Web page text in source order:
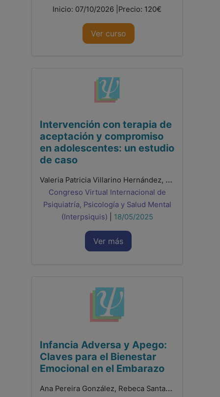
Inicio: 07/10/2026 |Precio: 120€
Ver curso
Intervención con terapia de
aceptación y compromiso
en adolescentes: un estudio
de caso
Valeria Patricia Villarino Hernández, Romina Peraza Perera, Ivan Zebenzui Moreno González, Raquel De León Hernández, Beatriz Regina Prieto Gallo
Congreso Virtual Internacional de
Psiquiatría, Psicología y Salud Mental
(Interpsiquis)
18/05/2025
Ver más
Infancia Adversa y Apego:
Claves para el Bienestar
Emocional en el Embarazo
Ana Pereira González, Rebeca Santamaría Gutiez, Francisco González Sala, Laura Lacomba Trejo